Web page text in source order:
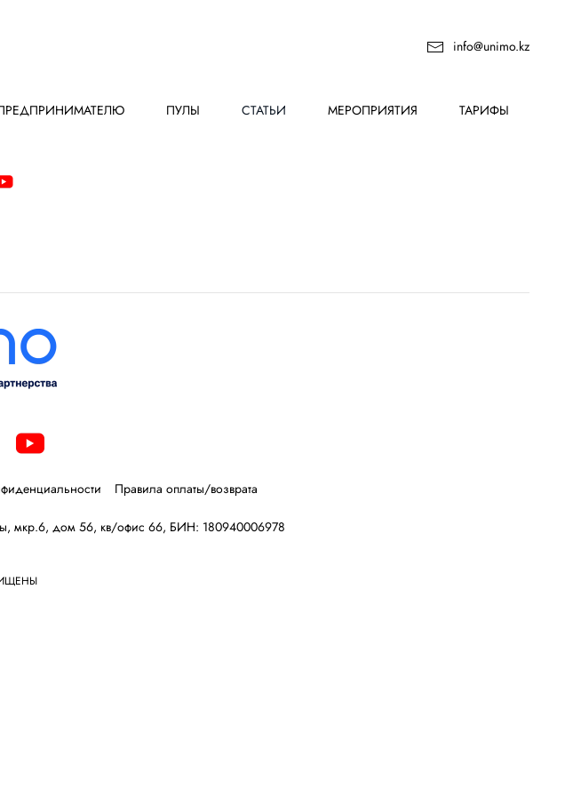
info@unimo.kz
ПУЛЫ СТАТЬИ МЕРОПРИЯТИЯ ТАРИФЫ
Правила оплаты/возврата
мкр.6, дом 56, кв/офис 66, БИН: 180940006978